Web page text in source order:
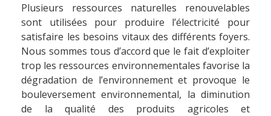
Plusieurs ressources naturelles renouvelables
sont utilisées pour produire l’électricité pour
satisfaire les besoins vitaux des différents foyers.
Nous sommes tous d’accord que le fait d’exploiter
trop les ressources environnementales favorise la
dégradation de l’environnement et provoque le
bouleversement environnemental, la diminution
de la qualité des produits agricoles et